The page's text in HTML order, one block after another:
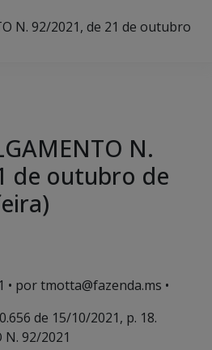
N. 92/2021, de 21 de outubro
N.
de outubro de
• por tmotta@fazenda.ms •
de 15/10/2021, p. 18.
N. 92/2021